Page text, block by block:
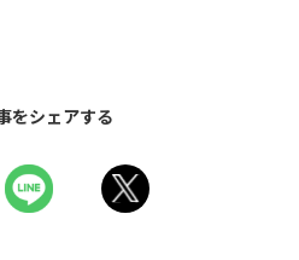
をシェアする